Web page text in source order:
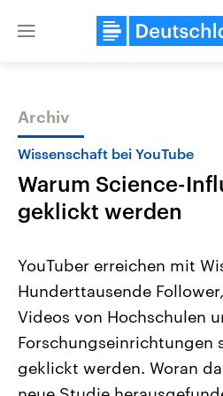
Close
Themen
Landtagswahl Sachsen-Anhalt
2026
Alle Informationen
Sachsen-Anhalt wählt am 6.
September 2026 einen neuen
Landtag. Seit 2021 wird das
Bundesland von einer Koalition
Archiv
Wissenschaft bei YouTube
Warum Science-
geklickt werden
YouTuber erreichen mit
Hunderttausende
Videos von Hochschulen
Forschungseinrichtungen
geklickt werden. Woran